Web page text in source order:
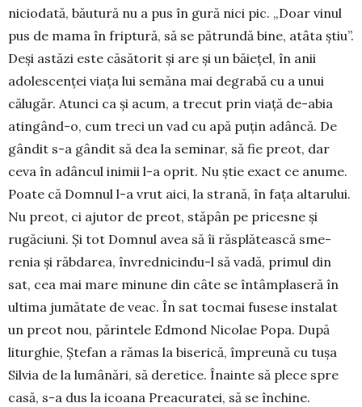
niciodată, băutură nu a pus în gură nici pic. „Doar vinul
pus de mama în friptură, să se pătrundă bine, atâta știu”.
Deși astăzi este căsătorit și are și un băiețel, în anii
adolescenței viața lui semăna mai degrabă cu a unui
călugăr. Atunci ca și acum, a trecut prin viață de-abia
atin­gând-o, cum treci un vad cu apă puțin adâncă. De
gândit s-a gândit să dea la semi­nar, să fie preot, dar
ceva în adân­cul inimii l-a oprit. Nu știe exact ce anu­me.
Poate că Domnul l-a vrut aici, la strană, în fața alta­rului.
Nu preot, ci aju­tor de preot, stăpân pe pri­cesne și
rugăciuni. Și tot Dom­nul avea să îi răsplă­tească sme­
renia și răbda­rea, învred­ni­cindu-l să vadă, primul din
sat, cea mai mare minune din câte se întâm­plaseră în
ultima jumătate de veac. În sat toc­mai fusese in­sta­lat
un preot nou, părintele Ed­mond Nico­lae Popa. După
litur­ghie, Ștefan a rămas la biserică, împreună cu tușa
Silvia de la lu­mânări, să deretice. Înainte să plece spre
casă, s-a dus la icoa­na Preacu­ratei, să se închine.